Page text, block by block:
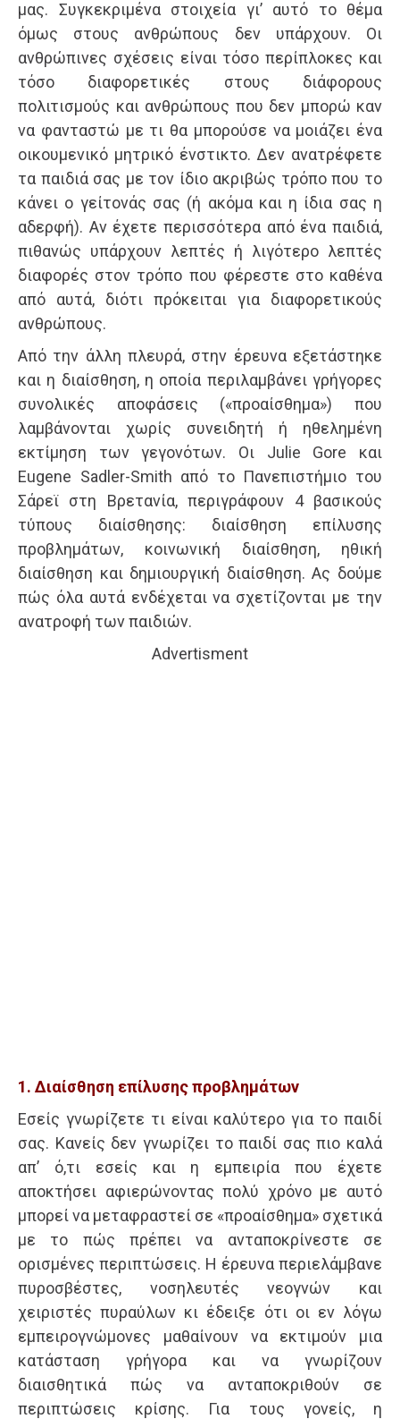
μας. Συγκεκριμένα στοιχεία γι’ αυτό το θέμα
όμως στους ανθρώπους δεν υπάρχουν. Οι
ανθρώπινες σχέσεις είναι τόσο περίπλοκες και
τόσο διαφορετικές στους διάφορους
πολιτισμούς και ανθρώπους που δεν μπορώ καν
να φανταστώ με τι θα μπορούσε να μοιάζει ένα
οικουμενικό μητρικό ένστικτο. Δεν ανατρέφετε
τα παιδιά σας με τον ίδιο ακριβώς τρόπο που το
κάνει ο γείτονάς σας (ή ακόμα και η ίδια σας η
αδερφή). Αν έχετε περισσότερα από ένα παιδιά,
πιθανώς υπάρχουν λεπτές ή λιγότερο λεπτές
διαφορές στον τρόπο που φέρεστε στο καθένα
από αυτά, διότι πρόκειται για διαφορετικούς
ανθρώπους.
Από την άλλη πλευρά, στην έρευνα εξετάστηκε
και η διαίσθηση, η οποία περιλαμβάνει γρήγορες
συνολικές αποφάσεις («προαίσθημα») που
λαμβάνονται χωρίς συνειδητή ή ηθελημένη
εκτίμηση των γεγονότων. Οι Julie Gore και
Eugene Sadler-Smith από το Πανεπιστήμιο του
Σάρεϊ στη Βρετανία, περιγράφουν 4 βασικούς
τύπους διαίσθησης: διαίσθηση επίλυσης
προβλημάτων, κοινωνική διαίσθηση, ηθική
διαίσθηση και δημιουργική διαίσθηση. Ας δούμε
πώς όλα αυτά ενδέχεται να σχετίζονται με την
ανατροφή των παιδιών.
Advertisment
1. Διαίσθηση επίλυσης προβλημάτων
Εσείς γνωρίζετε τι είναι καλύτερο για το παιδί
σας. Κανείς δεν γνωρίζει το παιδί σας πιο καλά
απ’ ό,τι εσείς και η εμπειρία που έχετε
αποκτήσει αφιερώνοντας πολύ χρόνο με αυτό
μπορεί να μεταφραστεί σε «προαίσθημα» σχετικά
με το πώς πρέπει να ανταποκρίνεστε σε
ορισμένες περιπτώσεις. Η έρευνα περιελάμβανε
πυροσβέστες, νοσηλευτές νεογνών και
χειριστές πυραύλων κι έδειξε ότι οι εν λόγω
εμπειρογνώμονες μαθαίνουν να εκτιμούν μια
κατάσταση γρήγορα και να γνωρίζουν
διαισθητικά πώς να ανταποκριθούν σε
περιπτώσεις κρίσης. Για τους γονείς, η